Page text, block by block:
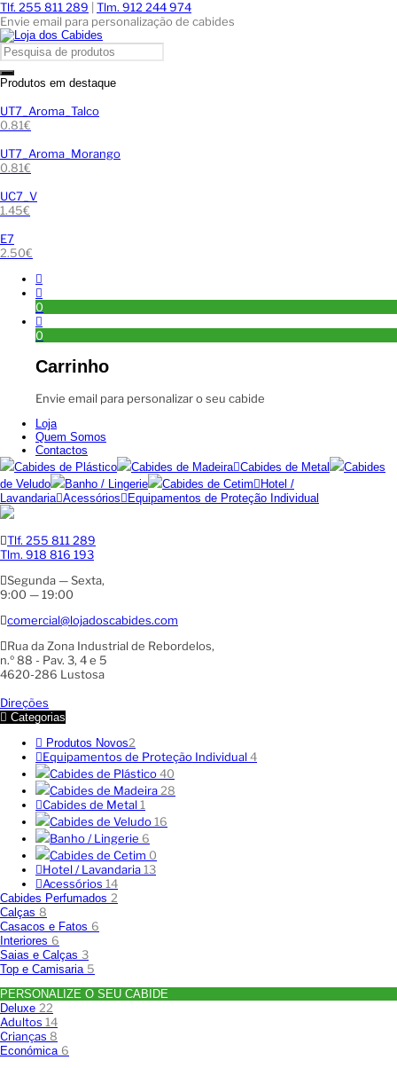
Tlf. 255 811 289
Tlm. 912 244 974
Envie email para personalização de cabides
Produtos em destaque
UT7_Aroma_Talco
0.81€
UT7_Aroma_Morango
0.81€
UC7_V
1.45€
E7
2.50€
0
0
Carrinho
Envie email para personalizar o seu cabide
Loja
Quem Somos
Contactos
Cabides de Plástico
Cabides de Madeira Cabides de Metal
Cabides
de Veludo
Banho / Lingerie Cabides de Cetim
Hotel /
Lavandaria Acessórios Equipamentos de Proteção Individual
Tlf. 255 811 289
Tlm. 918 816 193
Segunda — Sexta,
9:00 — 19:00
comercial@lojadoscabides.com
Rua da Zona Industrial de Rebordelos,
n.º 88 - Pav. 3, 4 e 5
4620-286 Lustosa
Direções
Categorias
Produtos Novos2
Equipamentos de Proteção Individual4
Cabides de Plástico40
Cabides de Madeira28
Cabides de Metal1
Cabides de Veludo16
Banho / Lingerie 6
Cabides de Cetim 0
Hotel / Lavandaria13
Acessórios 14
Cabides Perfumados 2
Calças 8
Casacos e Fatos 6
Interiores 6
Saias e Calças 3
Top e Camisaria 5
PERSONALIZE O SEU CABIDE
Deluxe 22
Adultos 14
Crianças 8
Económica 6